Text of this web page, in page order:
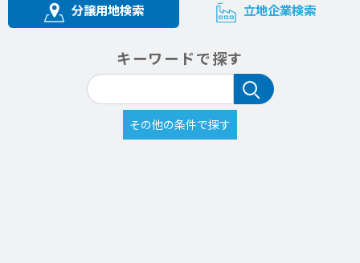
分譲用地検索 立地企業検索
キーワードで探す